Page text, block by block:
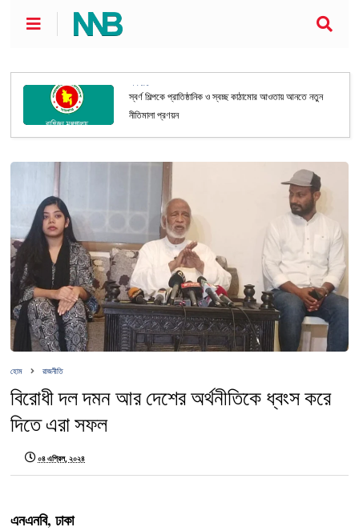
স্বর্ণ শিল্পকে প্রাতিষ্ঠানিক ও স্বচ্ছ কাঠামোর আওতায় আনতে নতুন
নীতিমালা প্রণয়ন
হোম রাজনীতি
বিরোধী দল দমন আর দেশের অর্থনীতিকে ধ্বংস করে
দিতে এরা সফল
০৪ এপ্রিল, ২০২৪
এনএনবি, ঢাকা